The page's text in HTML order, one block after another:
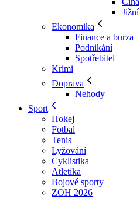
Ekonomika
Finance a burza
Podnikání
Spotřebitel
Krimi
Doprava
Nehody
Sport
Hokej
Fotbal
Tenis
Lyžování
Cyklistika
Atletika
Bojové sporty
ZOH 2026